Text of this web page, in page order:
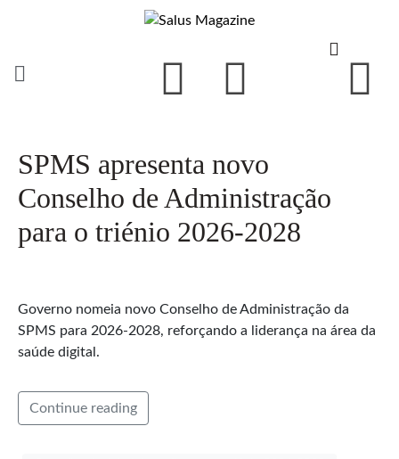
SPMS apresenta novo
Conselho de Administração
para o triénio 2026-2028
Governo nomeia novo Conselho de Administração da
SPMS para 2026-2028, reforçando a liderança na área da
saúde digital.
Continue reading